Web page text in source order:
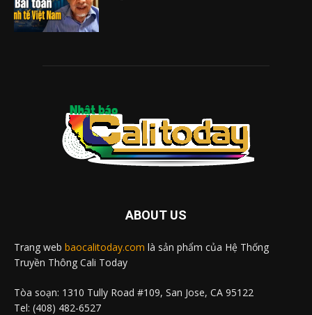
ABOUT US
Trang web baocalitoday.com là sản phẩm của Hệ Thống
Truyền Thông Cali Today
Tòa soạn: 1310 Tully Road #109, San Jose, CA 95122
Tel: (408) 482-6527